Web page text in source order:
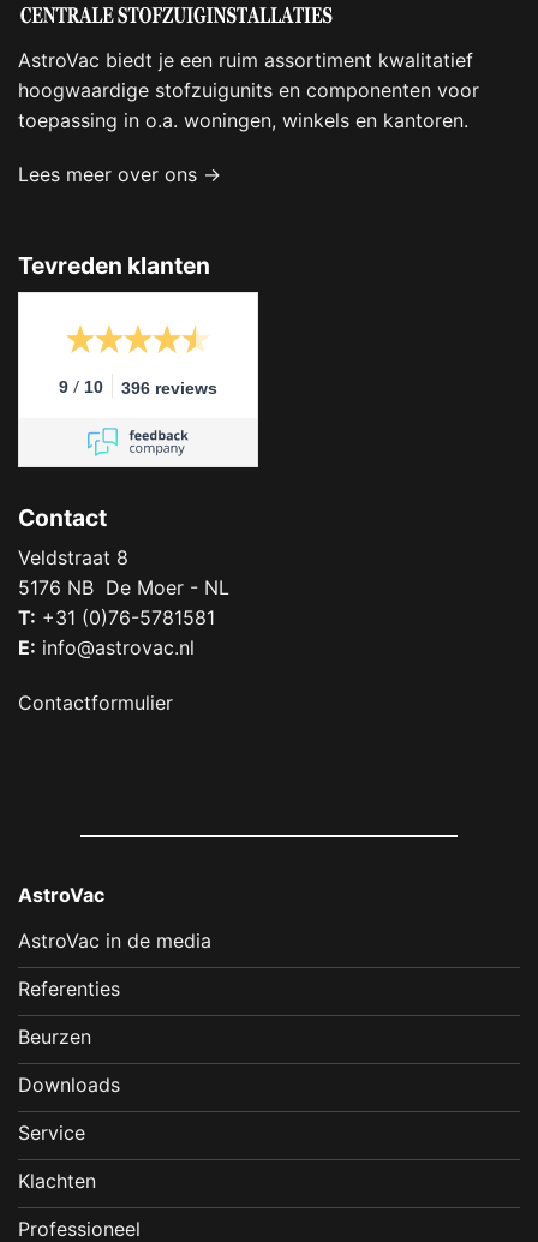
AstroVac biedt je een ruim assortiment kwalitatief
hoogwaardige stofzuigunits en componenten voor
toepassing in o.a. woningen, winkels en kantoren.
Lees meer over ons →
Tevreden klanten
9 / 10 396 reviews
Contact
Veldstraat 8
5176 NB De Moer - NL
T: +31 (0)76-5781581
E: info@astrovac.nl
Contactformulier
AstroVac
AstroVac in de media
Referenties
Beurzen
Downloads
Service
Klachten
Professioneel